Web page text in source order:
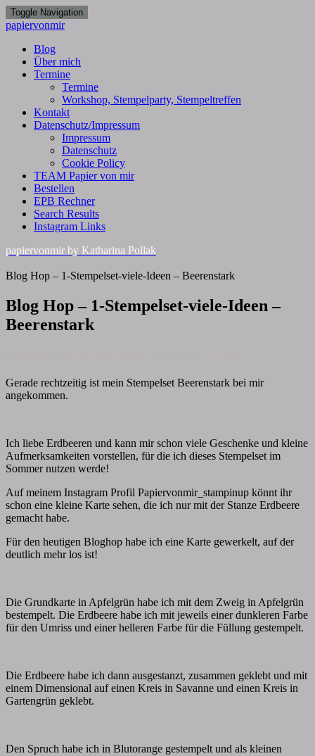
Toggle Navigation
papiervonmir
Blog
Über mich
Termine
Termine
Workshop, Stempelparty, Stempeltreffen
Kontakt
Datenschutz/Impressum
Impressum
Datenschutz
Cookie Policy
TEAM Papier von mir
Bestellen
EPB Rechner
Search Results
Instagram Links
papiervonmir by Katharina Pollak
Blog Hop – 1-Stempelset-viele-Ideen – Beerenstark
Blog Hop – 1-Stempelset-viele-Ideen –
Beerenstark
Gerade rechtzeitig ist mein Stempelset Beerenstark bei mir
angekommen.
Ich liebe Erdbeeren und kann mir schon viele Geschenke und kleine
Aufmerksamkeiten vorstellen, für die ich dieses Stempelset im
Sommer nutzen werde!
Auf meinem Instagram Profil Papiervonmir_stampinup könnt ihr
schon eine kleine Karte sehen, die ich nur mit der Stanze Erdbeere
gemacht habe.
Für den heutigen Bloghop habe ich eine Karte gewerkelt, auf der
deutlich mehr los ist!
Die Grundkarte in Apfelgrün habe ich mit dem Zweig in Apfelgrün
bestempelt. Die Erdbeere habe ich mit jeweils einer dunkleren Farbe
für den Umriss und einer helleren Farbe für die Füllung gestempelt.
Die Erdbeere habe ich dann ausgestanzt, zusammen geklebt und mit
einem Dimensional auf einen Kreis in Savanne und einen Kreis in
Gartengrün geklebt.
Den Spruch habe ich in Blutorange gestempelt und als kleinen